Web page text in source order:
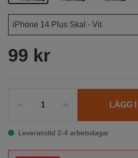
99 kr
LÄGG
Leveranstid 2-4 arbetsdagar